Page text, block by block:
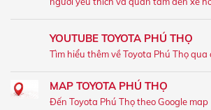
YOUTUBE TOYOTA PHÚ THỌ
Tìm hiểu thêm về Toyota Phú Thọ qua
MAP TOYOTA PHÚ THỌ
Đến Toyota Phú Thọ theo Google map